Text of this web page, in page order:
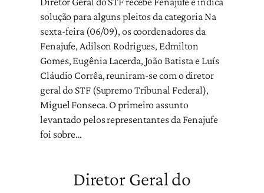
solução para alguns pleitos da categoria Na
sexta-feira (06/09), os coordenadores da
Fenajufe, Adilson Rodrigues, Edmilton
Gomes, Eugênia Lacerda, João Batista e Luís
Cláudio Corrêa, reuniram-se com o diretor
geral do STF (Supremo Tribunal Federal),
Miguel Fonseca. O primeiro assunto
levantado pelos representantes da Fenajufe
foi sobre…
Diretor Geral do